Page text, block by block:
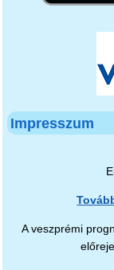
Impresszum
A veszprémi